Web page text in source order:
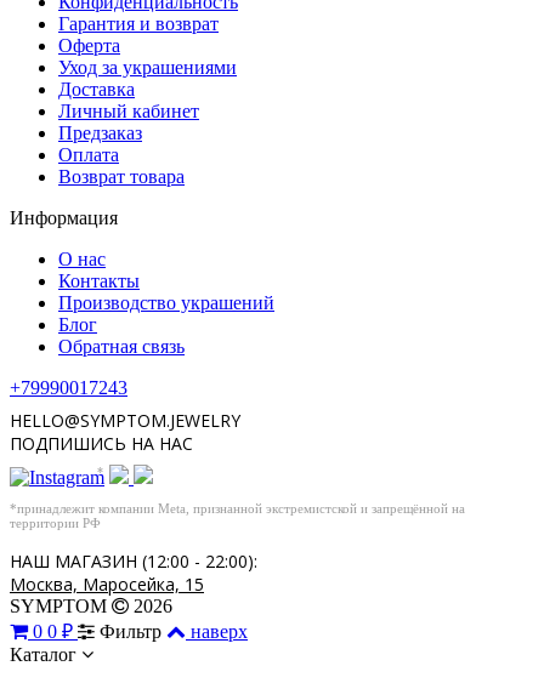
Гарантия и возврат
Оферта
Уход за украшениями
Доставка
Личный кабинет
Предзаказ
Оплата
Возврат товара
Информация
О нас
Контакты
Производство украшений
Блог
Обратная связь
+79990017243
HELLO@SYMPTOM.JEWELRY
ПОДПИШИСЬ НА НАС
*
*принадлежит компании Meta, признанной экстремистской и запрещённой на
территории РФ
НАШ МАГАЗИН (12:00 - 22:00):
Москва, Маросейка, 15
SYMPTOM
2026
0 0 ₽ Фильтр
наверх
Каталог